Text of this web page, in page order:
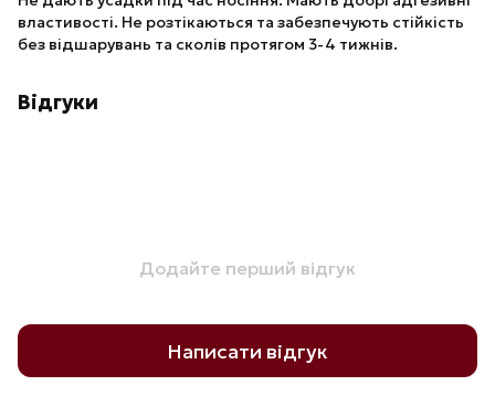
властивості. Не розтікаються та забезпечують стійкість
без відшарувань та сколів протягом 3-4 тижнів.
Відгуки
Додайте перший відгук
Написати відгук